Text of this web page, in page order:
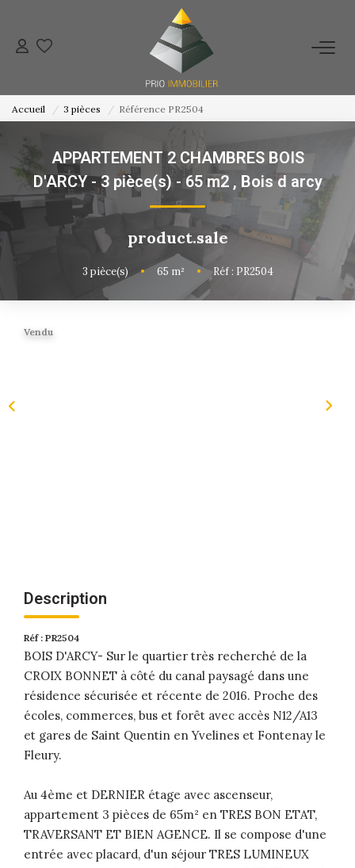
ACHETER
ESTIMATION
NOS ACTIONS COMMERCIALES
NOTRE AGENCE
CONTACT
Accueil 3 pièces Référence PR2504
APPARTEMENT 2 CHAMBRES BOIS
D'ARCY - 3 pièce(s) - 65 m2 , Bois d arcy
product.sale
3 pièce(s) • 65 m² • Réf : PR2504
Vendu
Description
Réf : PR2504
BOIS D'ARCY- Sur le quartier très recherché de la
CROIX BONNET à côté du canal paysagé dans une
résidence sécurisée et récente de 2016. Proche des
écoles, commerces, bus et forêt avec accès N12/A13
et gares de Saint Quentin en Yvelines et Fontenay le
Fleury.
Au 4ème et DERNIER étage avec ascenseur,
appartement 3 pièces de 65m² en TRES BON ETAT,
TRAVERSANT ET BIEN AGENCE. Il se compose d'une
entrée avec placard, d'un séjour TRES LUMINEUX